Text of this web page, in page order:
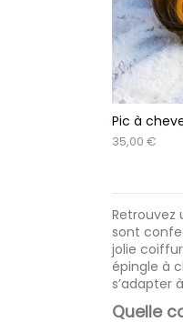
Pic à
35,00 €
Retrouvez
sont
jolie
épingle à
s’adapter
Quelle